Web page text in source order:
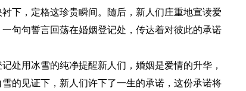
下，定格这珍贵瞬间。随后，新人们庄重地宣读爱
句句誓言回荡在婚姻登记处，传达着对彼此的承诺
处用冰雪的纯净提醒新人们，婚姻是爱情的升华，
的见证下，新人们许下了一生的承诺，这份承诺将